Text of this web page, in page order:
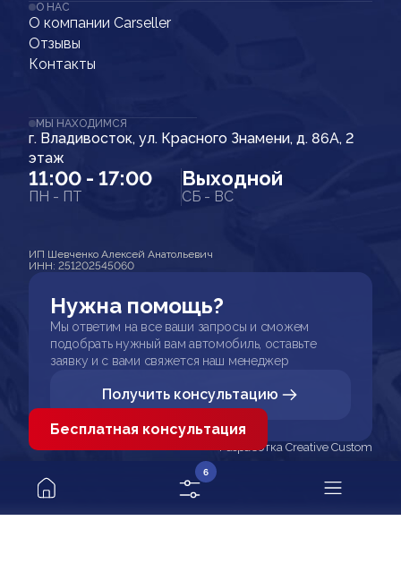
О НАС
О компании Carseller
Отзывы
Контакты
МЫ НАХОДИМСЯ
г. Владивосток, ул. Красного Знамени, д. 86А, 2
этаж
11:00 - 17:00
ПН - ПТ
Выходной
СБ - ВС
ИП Шевченко Алексей Анатольевич
ИНН: 251202545060
Нужна помощь?
Мы ответим на все ваши запросы и сможем
подобрать нужный вам автомобиль, оставьте
заявку и с вами свяжется наш менеджер
Получить консультацию
Разработка Creative Custom
6
Бесплатная консультация